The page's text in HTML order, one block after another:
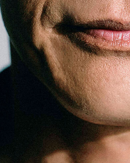
「AdvancedClub」会員に登
の一覧、プレミアムな会員
クルーシブアイテムの紹介
メールマガジンでお届け致
のタブロイドマガジンのご
ご負担いただくことでお手
みいただけます。
登録は無料です。
一緒に『AdvancedTime』を